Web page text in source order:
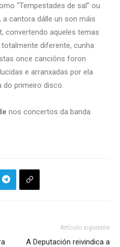
“Tempestades de sal” ou
a cantora dálle un son máis
convertendo aqueles temas
diferente, cunha
once cancións foron
e arranxadas por ela
primeiro disco.
nos concertos da banda
Artículo siguiente
A Deputación reivindica a